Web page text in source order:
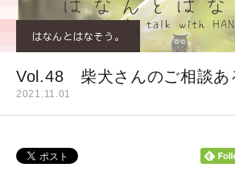
お知らせ
ご相談室
ショッピング
はなんとはなそう。
Vol.48 柴犬さんのご相談あ
2021.11.01